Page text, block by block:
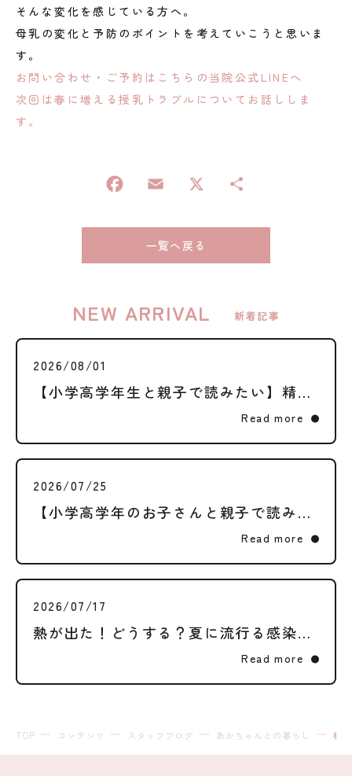
そんな変化を感じている方へ。
母乳の変化と予防のポイントを考えていこうと思いま
す。
お問い合わせ・ご予約はこちらの当院公式LINEへ
次回は春に増える授乳トラブルについてお話ししま
す。
一覧へ戻る
NEW ARRIVAL 新着記事
2026/08/01
【小学高学年生と親子で読みたい】精通・月経ってなに？それぞれの体に起こる変化と、大切な権利のはなし
Read more
2026/07/25
【小学高学年のお子さんと親子で読みたい】二次性徴ってなに？体の変化と、大切な権利のはなし
Read more
2026/07/17
熱が出た！どうする？夏に流行る感染症の見分け方と受診の目安
Read more
TOP コンテンツ スタッフブログ あかちゃんとの暮らし 春